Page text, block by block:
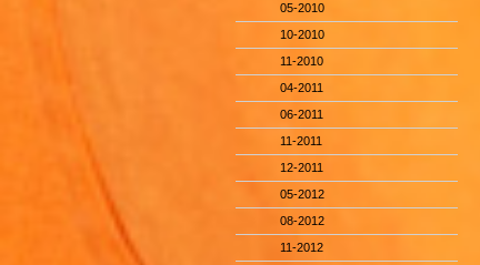
05-2010
10-2010
11-2010
04-2011
06-2011
11-2011
12-2011
05-2012
08-2012
11-2012